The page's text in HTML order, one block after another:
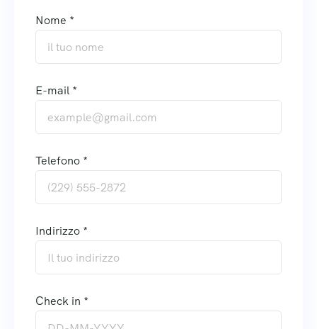
Nome *
E-mail *
Telefono *
Indirizzo *
Check in *